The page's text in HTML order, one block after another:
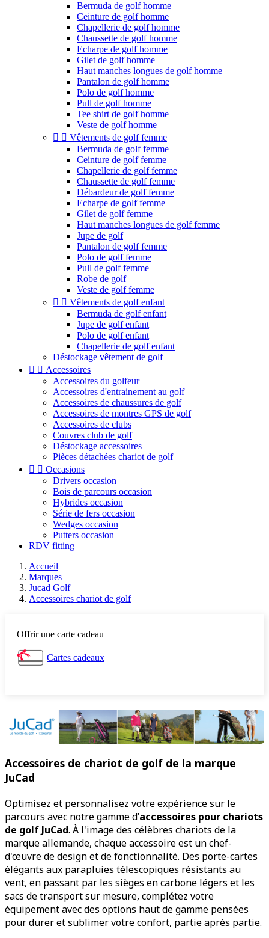
Bermuda de golf homme
Ceinture de golf homme
Chapellerie de golf homme
Chaussette de golf homme
Echarpe de golf homme
Gilet de golf homme
Haut manches longues de golf homme
Pantalon de golf homme
Polo de golf homme
Pull de golf homme
Tee shirt de golf homme
Veste de golf homme
  Vêtements de golf femme
Bermuda de golf femme
Ceinture de golf femme
Chapellerie de golf femme
Chaussette de golf femme
Débardeur de golf femme
Echarpe de golf femme
Gilet de golf femme
Haut manches longues de golf femme
Jupe de golf
Pantalon de golf femme
Polo de golf femme
Pull de golf femme
Robe de golf
Veste de golf femme
  Vêtements de golf enfant
Bermuda de golf enfant
Jupe de golf enfant
Polo de golf enfant
Chapellerie de golf enfant
Déstockage vêtement de golf
  Accessoires
Accessoires du golfeur
Accessoires d'entrainement au golf
Accessoires de chaussures de golf
Accessoires de montres GPS de golf
Accessoires de clubs
Couvres club de golf
Déstockage accessoires
Pièces détachées chariot de golf
  Occasions
Drivers occasion
Bois de parcours occasion
Hybrides occasion
Série de fers occasion
Wedges occasion
Putters occasion
RDV fitting
Accueil
Marques
Jucad Golf
Accessoires chariot de golf
Offrir une carte cadeau
Cartes cadeaux
Accessoires de chariot de golf de la marque
JuCad
Optimisez et personnalisez votre expérience sur le
parcours avec notre gamme d’accessoires pour chariots
de golf JuCad. À l'image des célèbres chariots de la
marque allemande, chaque accessoire est un chef-
d'œuvre de design et de fonctionnalité. Des porte-cartes
élégants aux parapluies télescopiques résistants au
vent, en passant par les sièges en carbone légers et les
sacs de transport sur mesure, complétez votre
équipement avec des options haut de gamme pensées
pour durer et sublimer votre confort, partie après partie.